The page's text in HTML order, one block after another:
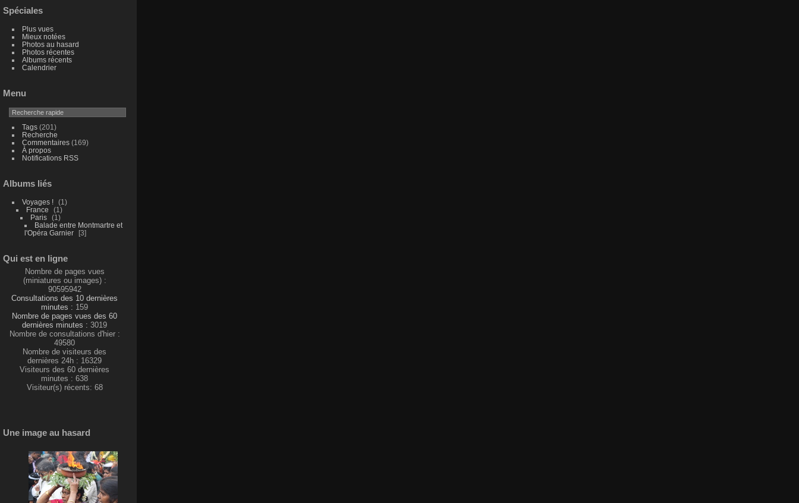
Spéciales
Plus vues
Mieux notées
Photos au hasard
Photos récentes
Albums récents
Calendrier
Menu
Tags(201)
Recherche
Commentaires(169)
À propos
Notifications RSS
Albums liés
Voyages !
1
France
1
Paris
1
Balade entre Montmartre et
l'Opéra Garnier
3
Qui est en ligne
Nombre de pages vues
(miniatures ou images) :
90595942
Consultations des 10 dernières
minutes : 159
Nombre de pages vues des 60
dernières minutes :3019
Nombre de consultations d'hier :
49580
Nombre de visiteurs des
dernières 24h : 16329
Visiteurs des 60 dernières
minutes : 638
Visiteur(s) récents: 68
Une image au hasard